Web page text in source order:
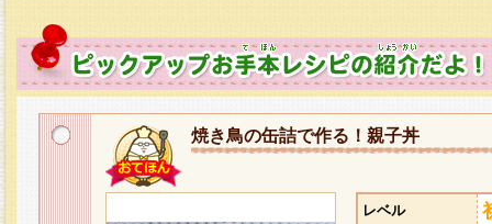
焼き鳥の缶詰で作る！親子丼
レベル